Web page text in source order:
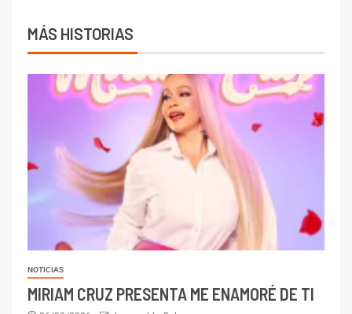
MÁS HISTORIAS
NOTICIAS
MIRIAM CRUZ PRESENTA ME ENAMORÉ DE TI